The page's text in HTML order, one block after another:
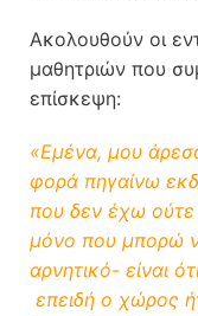
Ακολουθούν οι
μαθητριών που
επίσκεψη:
«Εμένα, μου
φορά πηγαίνω
που δεν έχω
μόνο που μπορώ
αρνητικό- είναι
επειδή ο χώρος